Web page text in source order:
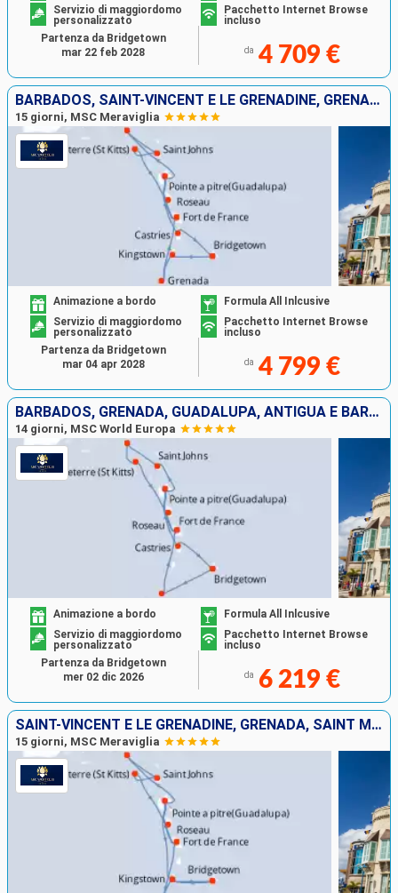
Servizio di maggiordomo
personalizzato
Pacchetto Internet Browse
incluso
da 4 709 €
Partenza da Bridgetown
mar 22 feb 2028
BARBADOS, SAINT-VINCENT E LE GRENADINE, GRENADA, MARTINICA, GUADALUPA, SAINT MARTIN, ANTIGUA E BARBUDA, DOMINICA, SANTA LUCIA
15 giorni, MSC Meraviglia
Animazione a bordo
Formula All Inlcusive
Servizio di maggiordomo
personalizzato
Pacchetto Internet Browse
incluso
da 4 799 €
Partenza da Bridgetown
mar 04 apr 2028
BARBADOS, GRENADA, GUADALUPA, ANTIGUA E BARBUDA, SAINT MARTIN, DOMINICA, MARTINICA, SANTA LUCIA
14 giorni, MSC World Europa
Animazione a bordo
Formula All Inlcusive
Servizio di maggiordomo
personalizzato
Pacchetto Internet Browse
incluso
da 6 219 €
Partenza da Bridgetown
mer 02 dic 2026
SAINT-VINCENT E LE GRENADINE, GRENADA, SAINT MARTIN, ANTIGUA E BARBUDA, DOMINICA, MARTINICA, GUADALUPA, BARBADOS
15 giorni, MSC Meraviglia